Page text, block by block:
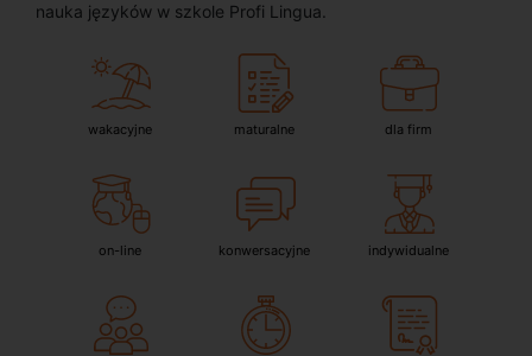
nauka języków w szkole Profi Lingua.
wakacyjne maturalne dla firm
on-line konwersacyjne indywidualne